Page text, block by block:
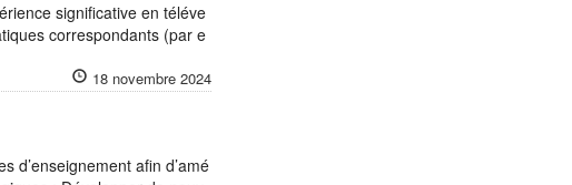
significative en téléve
correspondants (par e
18 novembre 2024
d’enseignement afin d’amé